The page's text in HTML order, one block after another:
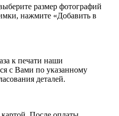
размер фотографий
нажмите «Добавить в
к печати наши
с Вами по указанному
деталей.